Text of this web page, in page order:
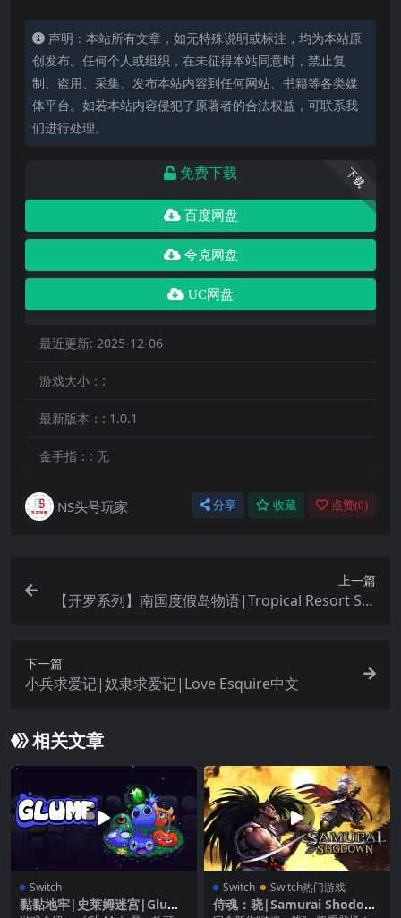
声明：本站所有文章，如无特殊说明或标注，均为本站原
创发布。任何个人或组织，在未征得本站同意时，禁止复
制、盗用、采集、发布本站内容到任何网站、书籍等各类媒
体平台。如若本站内容侵犯了原著者的合法权益，可联系我
们进行处理。
下载
免费下载
百度网盘
夸克网盘
UC网盘
最近更新: 2025-12-06
游戏大小：:
最新版本：: 1.0.1
金手指：: 无
NS头号玩家 分享 收藏 点赞(0)
上一篇
【开罗系列】南国度假岛物语|Tropical Resort Sto
下一篇
小兵求爱记|奴隶求爱记|Love Esquire中文
相关文章
Switch
黏黏地牢|史莱姆迷宫|GluMe
Switch Switch热门游戏
侍魂：晓|Samurai Shodow